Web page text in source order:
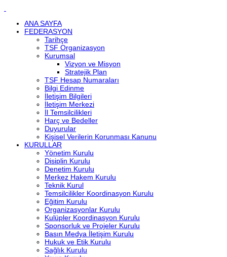
ANA SAYFA
FEDERASYON
Tarihçe
TSF Organizasyon
Kurumsal
Vizyon ve Misyon
Stratejik Plan
TSF Hesap Numaraları
Bilgi Edinme
İletişim Bilgileri
İletişim Merkezi
İl Temsilcilikleri
Harç ve Bedeller
Duyurular
Kişisel Verilerin Korunması Kanunu
KURULLAR
Yönetim Kurulu
Disiplin Kurulu
Denetim Kurulu
Merkez Hakem Kurulu
Teknik Kurul
Temsilcilikler Koordinasyon Kurulu
Eğitim Kurulu
Organizasyonlar Kurulu
Kulüpler Koordinasyon Kurulu
Sponsorluk ve Projeler Kurulu
Basın Medya İletişim Kurulu
Hukuk ve Etik Kurulu
Sağlık Kurulu